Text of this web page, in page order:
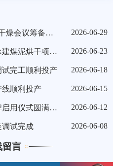
郑州鼎力启动第 21 届全国干燥会议筹备工作 2026-06-29
项目落地阳泉！郑州鼎力承建煤泥烘干项目顺利投产 2026-06-23
完工顺利投产 2026-06-18
顺利投产 2026-06-15
鼎力集团郡北生产基地揭牌启用仪式圆满举行 2026-06-12
试完成 2026-06-08
留言